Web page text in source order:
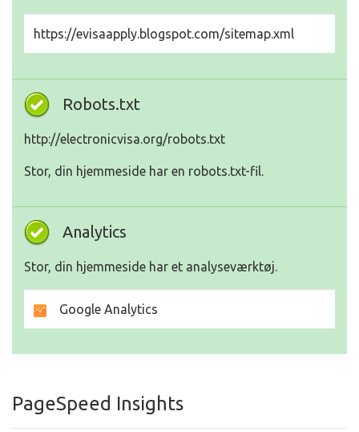
https://evisaapply.blogspot.com/sitemap.xml
Robots.txt
http://electronicvisa.org/robots.txt
Stor, din hjemmeside har en robots.txt-fil.
Analytics
Stor, din hjemmeside har et analyseværktøj.
Google Analytics
PageSpeed Insights